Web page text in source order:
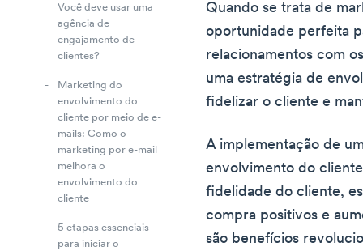
Você deve usar uma
agência de
engajamento de
clientes?
Marketing do
envolvimento do
cliente por meio de e-
mails: Como o
marketing por e-mail
melhora o
envolvimento do
cliente
5 etapas essenciais
para iniciar o
Quando se trata de
oportunidade perfeita
relacionamentos com
uma estratégia de
fidelizar o cliente e
A implementação de
envolvimento do
fidelidade do cliente,
compra positivos e
são benefícios